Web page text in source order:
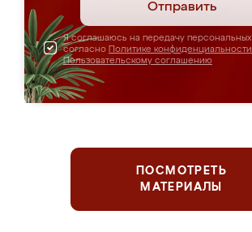
Отправить
Я соглашаюсь на передачу
согласно Политике конфиденциальности
Пользовательскому соглашению
ПОСМОТРЕТЬ
МАТЕРИАЛЫ